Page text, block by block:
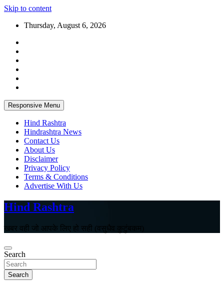
Skip to content
Thursday, August 6, 2026
Responsive Menu
Hind Rashtra
Hindrashtra News
Contact Us
About Us
Disclaimer
Privacy Policy
Terms & Conditions
Advertise With Us
Hind Rashtra
खबर वही जो आपके लिए हो सही (वसुधैव कुटुंबकम)
Search
Search